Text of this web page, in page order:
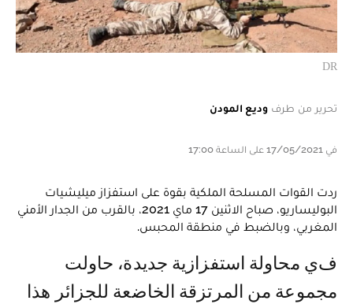
DR
تحرير من طرف وديع المودن
في 17/05/2021 على الساعة 17:00
ردت القوات المسلحة الملكية بقوة على استفزاز ميليشيات
البوليساريو، صباح الاثنين 17 ماي 2021، بالقرب من الجدار الأمني
المغربي، وبالضبط في منطقة المحبس.
في محاولة استفزازية جديدة، حاولت
مجموعة من المرتزقة الخاضعة للجزائر هذا